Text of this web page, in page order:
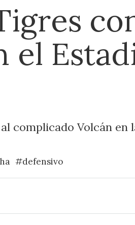
el
complicado Volcán en
#defensivo